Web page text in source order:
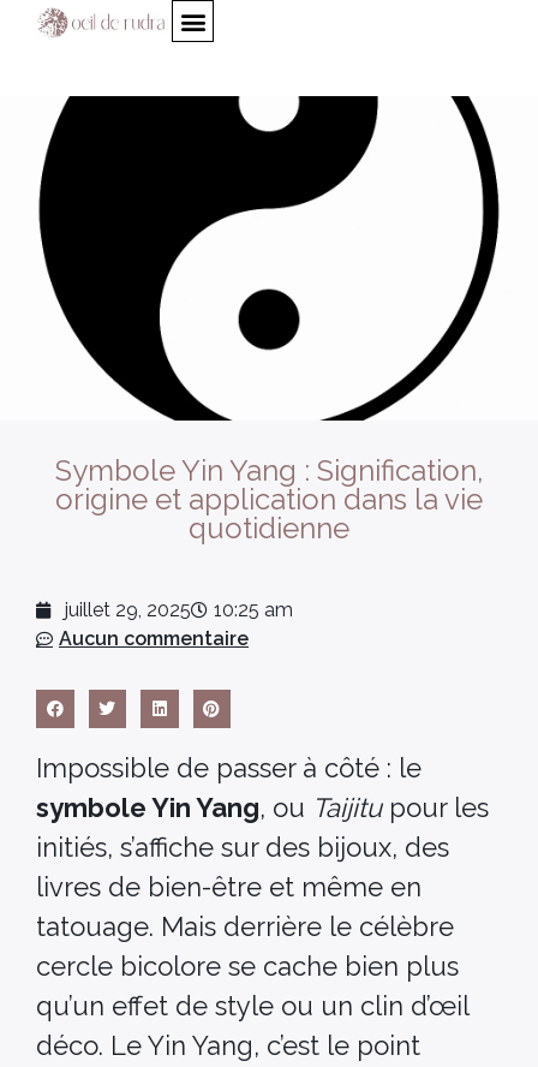
Symbole Yin Yang : Signification,
origine et application dans la vie
quotidienne
juillet 29, 2025
10:25 am
Aucun commentaire
Impossible de passer à côté : le
symbole Yin Yang, ou Taijitupour les
initiés, s’affiche sur des bijoux, des
livres de bien-être et même en
tatouage. Mais derrière le célèbre
cercle bicolore se cache bien plus
qu’un effet de style ou un clin d’œil
déco. Le Yin Yang, c’est le point